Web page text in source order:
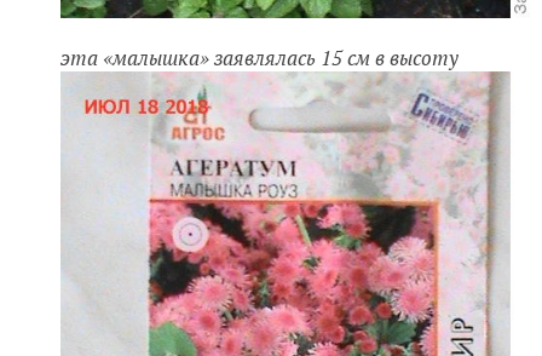
эта «малышка» заявлялась 15 см в высоту